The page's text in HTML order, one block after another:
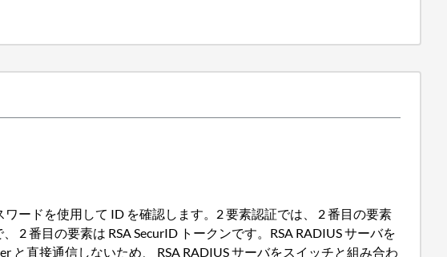
ードを使用して ID を確認します。2 要素認証では、 2 番目の要素
番目の要素は RSA SecurID トークンです。RSA RADIUS サーバを
と直接通信しないため、 RSA RADIUS サーバをスイッチと組み合わ